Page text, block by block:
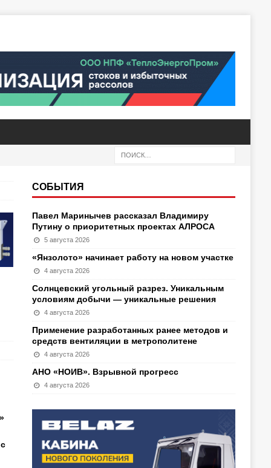
СОБЫТИЯ
Павел Маринычев рассказал Владимиру
Путину о приоритетных проектах АЛРОСА
5 августа 2026
«Янзолото» начинает работу на новом участке
4 августа 2026
Солнцевский угольный разрез. Уникальным
условиям добычи — уникальные решения
4 августа 2026
Применение разработанных ранее методов и
средств вентиляции в метрополитене
4 августа 2026
АНО «НОИВ». Взрывной прогресс
4 августа 2026